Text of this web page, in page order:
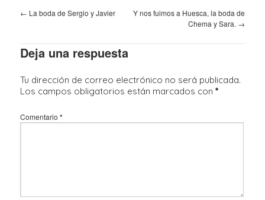
← La boda de Sergio y Javier
Y nos fuimos a Huesca, la boda de
Chema y Sara. →
Deja una respuesta
Tu dirección de correo electrónico no será publicada.
Los campos obligatorios están marcados con *
Comentario *